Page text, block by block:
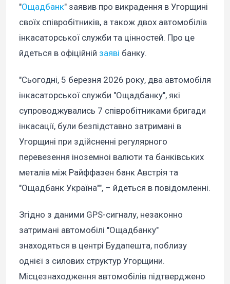
"Ощадбанк" заявив про викрадення в Угорщині
своїх співробітників, а також двох автомобілів
інкасаторської служби та цінностей. Про це
йдеться в офіційній заяві банку.
"Сьогодні, 5 березня 2026 року, два автомобіля
інкасаторської служби "Ощадбанку", які
супроводжувались 7 співробітниками бригади
інкасації, були безпідставно затримані в
Угорщині при здійсненні регулярного
перевезення іноземноі валюти та банківських
металів між Райффазен банк Австрія та
"Ощадбанк Україна"", – йдеться в повідомленні.
Згідно з даними GPS-сигналу, незаконно
затримані автомобілі "Ощадбанку"
знаходяться в центрі Будапешта, поблизу
однієї з силових структур Угорщини.
Місцезнаходження автомобілів підтверджено